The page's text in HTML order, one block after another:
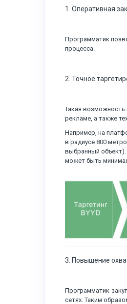
1. Оперативная
Программатик
процесса.
2. Точное
Такая
рекламе, а также
Например, на
в радиусе 800
выбранный объект).
может быть
3. Повышение
Программатик-
сетях. Таким